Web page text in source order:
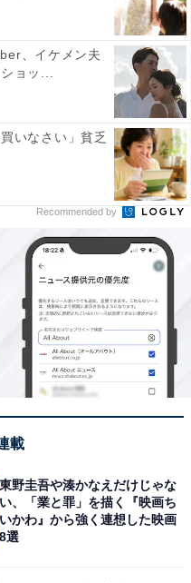
、イケメン夫
ョッ...
いなさい」貧乏
Recommended by
載
東野圭吾や湊かなえだけじゃな
い、「業と罪」を描く『映画ち
いかわ』から強く連想した映画
8選